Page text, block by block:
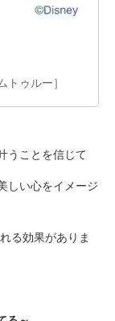
ゥルー］
うことを信じて
しい心をイメージ
る効果がありま